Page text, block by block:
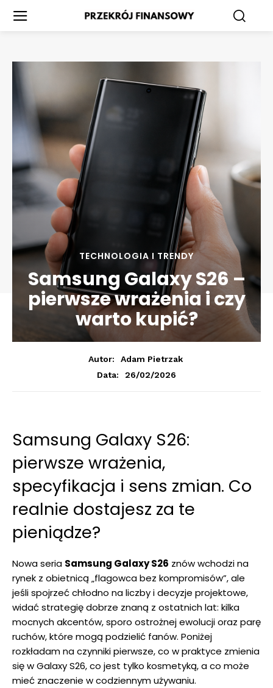
TECHNOLOGIA I TRENDY
Samsung Galaxy S26 –
pierwsze wrażenia i czy
warto kupić?
Autor:
Adam Pietrzak
Data:
26/02/2026
Samsung Galaxy S26:
pierwsze wrażenia,
specyfikacja i sens zmian. Co
realnie dostajesz za te
pieniądze?
Nowa seria Samsung Galaxy S26 znów wchodzi na
rynek z obietnicą „flagowca bez kompromisów”, ale
jeśli spojrzeć chłodno na liczby i decyzje projektowe,
widać strategię dobrze znaną z ostatnich lat: kilka
mocnych akcentów, sporo ostrożnej ewolucji oraz parę
ruchów, które mogą podzielić fanów. Poniżej
rozkładam na czynniki pierwsze, co w praktyce zmienia
się w Galaxy S26, co jest tylko kosmetyką, a co może
mieć znaczenie w codziennym używaniu.